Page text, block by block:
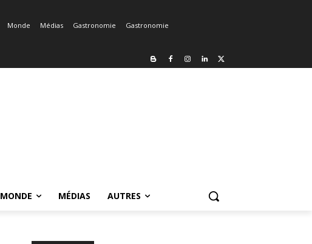
Monde Médias Gastronomie
Gastronomie
MONDE MÉDIAS AUTRES